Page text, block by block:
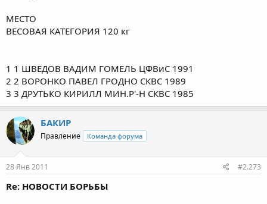
МЕСТО
ВЕСОВАЯ КАТЕГОРИЯ 120 кг
1 1 ШВЕДОВ ВАДИМ ГОМЕЛЬ ЦФВиС 1991
2 2 ВОРОНКО ПАВЕЛ ГРОДНО СКВС 1989
3 3 ДРУТЬКО КИРИЛЛ МИН.Р'-Н СКВС 1985
БАКИР
Правление Команда форума
28 Янв 2011 #2.273
Re: НОВОСТИ БОРЬБЫ